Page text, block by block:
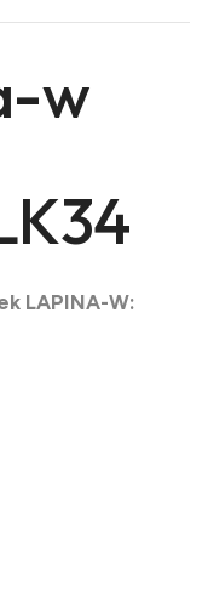
w
LAPINA-W: